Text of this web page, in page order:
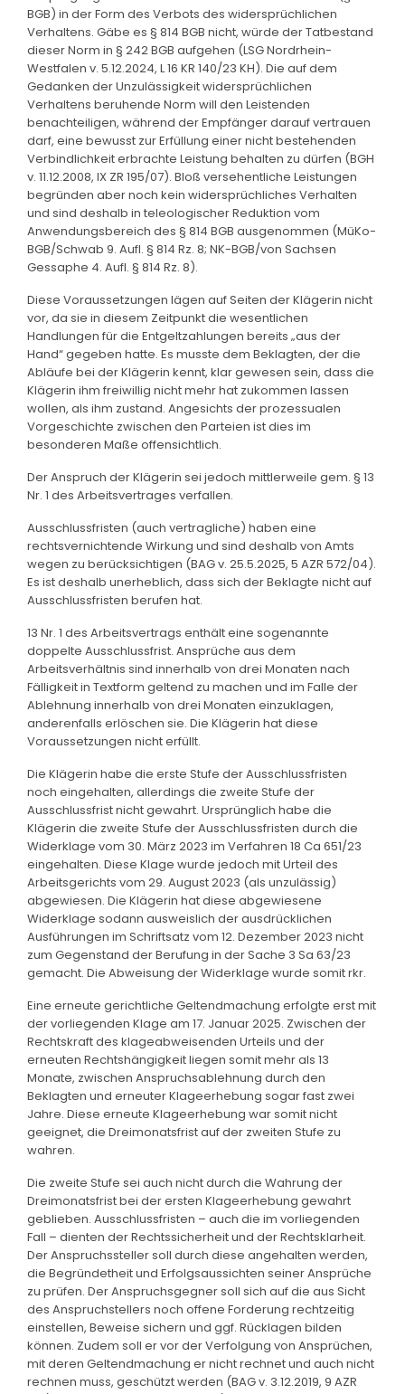
BGB) in der Form des Verbots des widersprüchlichen
Verhaltens. Gäbe es § 814 BGB nicht, würde der Tatbestand
dieser Norm in § 242 BGB aufgehen (LSG Nordrhein-
Westfalen v. 5.12.2024, L 16 KR 140/23 KH). Die auf dem
Gedanken der Unzulässigkeit widersprüchlichen
Verhaltens beruhende Norm will den Leistenden
benachteiligen, während der Empfänger darauf vertrauen
darf, eine bewusst zur Erfüllung einer nicht bestehenden
Verbindlichkeit erbrachte Leistung behalten zu dürfen (BGH
v. 11.12.2008, IX ZR 195/07). Bloß versehentliche Leistungen
begründen aber noch kein widersprüchliches Verhalten
und sind deshalb in teleologischer Reduktion vom
Anwendungsbereich des § 814 BGB ausgenommen (MüKo-
BGB/Schwab 9. Aufl. § 814 Rz. 8; NK-BGB/von Sachsen
Gessaphe 4. Aufl. § 814 Rz. 8).
Diese Voraussetzungen lägen auf Seiten der Klägerin nicht
vor, da sie in diesem Zeitpunkt die wesentlichen
Handlungen für die Entgeltzahlungen bereits „aus der
Hand“ gegeben hatte. Es musste dem Beklagten, der die
Abläufe bei der Klägerin kennt, klar gewesen sein, dass die
Klägerin ihm freiwillig nicht mehr hat zukommen lassen
wollen, als ihm zustand. Angesichts der prozessualen
Vorgeschichte zwischen den Parteien ist dies im
besonderen Maße offensichtlich.
Der Anspruch der Klägerin sei jedoch mittlerweile gem. § 13
Nr. 1 des Arbeitsvertrages verfallen.
Ausschlussfristen (auch vertragliche) haben eine
rechtsvernichtende Wirkung und sind deshalb von Amts
wegen zu berücksichtigen (BAG v. 25.5.2025, 5 AZR 572/04).
Es ist deshalb unerheblich, dass sich der Beklagte nicht auf
Ausschlussfristen berufen hat.
13 Nr. 1 des Arbeitsvertrags enthält eine sogenannte
doppelte Ausschlussfrist. Ansprüche aus dem
Arbeitsverhältnis sind innerhalb von drei Monaten nach
Fälligkeit in Textform geltend zu machen und im Falle der
Ablehnung innerhalb von drei Monaten einzuklagen,
anderenfalls erlöschen sie. Die Klägerin hat diese
Voraussetzungen nicht erfüllt.
Die Klägerin habe die erste Stufe der Ausschlussfristen
noch eingehalten, allerdings die zweite Stufe der
Ausschlussfrist nicht gewahrt. Ursprünglich habe die
Klägerin die zweite Stufe der Ausschlussfristen durch die
Widerklage vom 30. März 2023 im Verfahren 18 Ca 651/23
eingehalten. Diese Klage wurde jedoch mit Urteil des
Arbeitsgerichts vom 29. August 2023 (als unzulässig)
abgewiesen. Die Klägerin hat diese abgewiesene
Widerklage sodann ausweislich der ausdrücklichen
Ausführungen im Schriftsatz vom 12. Dezember 2023 nicht
zum Gegenstand der Berufung in der Sache 3 Sa 63/23
gemacht. Die Abweisung der Widerklage wurde somit rkr.
Eine erneute gerichtliche Geltendmachung erfolgte erst mit
der vorliegenden Klage am 17. Januar 2025. Zwischen der
Rechtskraft des klageabweisenden Urteils und der
erneuten Rechtshängigkeit liegen somit mehr als 13
Monate, zwischen Anspruchsablehnung durch den
Beklagten und erneuter Klageerhebung sogar fast zwei
Jahre. Diese erneute Klageerhebung war somit nicht
geeignet, die Dreimonatsfrist auf der zweiten Stufe zu
wahren.
Die zweite Stufe sei auch nicht durch die Wahrung der
Dreimonatsfrist bei der ersten Klageerhebung gewahrt
geblieben. Ausschlussfristen – auch die im vorliegenden
Fall – dienten der Rechtssicherheit und der Rechtsklarheit.
Der Anspruchssteller soll durch diese angehalten werden,
die Begründetheit und Erfolgsaussichten seiner Ansprüche
zu prüfen. Der Anspruchsgegner soll sich auf die aus Sicht
des Anspruchstellers noch offene Forderung rechtzeitig
einstellen, Beweise sichern und ggf. Rücklagen bilden
können. Zudem soll er vor der Verfolgung von Ansprüchen,
mit deren Geltendmachung er nicht rechnet und auch nicht
rechnen muss, geschützt werden (BAG v. 3.12.2019, 9 AZR